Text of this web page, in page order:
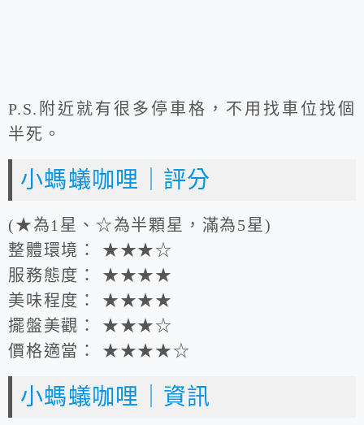
P.S.附近就有很多停車格，不用找車位找個
半死。
小螞蟻咖哩｜評分
(★為1星、☆為半顆星，滿為5星)
整體環境： ★★★☆
服務態度： ★★★★
美味程度： ★★★★
擺盤美觀： ★★★☆
價格適當： ★★★★☆
小螞蟻咖哩｜資訊